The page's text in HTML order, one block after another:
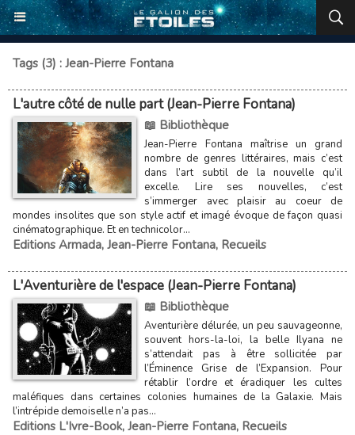
Tags (3) : Jean-Pierre Fontana
L'autre côté de nulle part (Jean-Pierre Fontana)
📖 Bibliothèque
Jean-Pierre Fontana maîtrise un grand
nombre de genres littéraires, mais c’est
dans l’art subtil de la nouvelle qu’il
excelle. Lire ses nouvelles, c’est
s’immerger avec plaisir au coeur de
mondes insolites que son style actif et imagé évoque de façon quasi
cinématographique. Et en technicolor...
Editions Armada, Jean-Pierre Fontana, Recueils
L'Aventurière de l'espace (Jean-Pierre Fontana)
📖 Bibliothèque
Aventurière délurée, un peu sauvageonne,
souvent hors-la-loi, la belle Ilyana ne
s’attendait pas à être sollicitée par
l’Éminence Grise de l’Expansion. Pour
rétablir l’ordre et éradiquer les cultes
maléfiques dans certaines colonies humaines de la Galaxie. Mais
l’intrépide demoiselle n’a pas...
Editions L'Ivre-Book, Jean-Pierre Fontana, Recueils